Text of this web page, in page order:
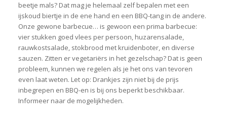
beetje mals? Dat mag je helemaal zelf bepalen met een
ijskoud biertje in de ene hand en een BBQ-tang in de andere.
Onze gewone barbecue… is gewoon een prima barbecue:
vier stukken goed vlees per persoon, huzarensalade,
rauwkostsalade, stokbrood met kruidenboter, en diverse
sauzen. Zitten er vegetariërs in het gezelschap? Dat is geen
probleem, kunnen we regelen als je het ons van tevoren
even laat weten. Let op: Drankjes zijn niet bij de prijs
inbegrepen en BBQ-en is bij ons beperkt beschikbaar.
Informeer naar de mogelijkheden.